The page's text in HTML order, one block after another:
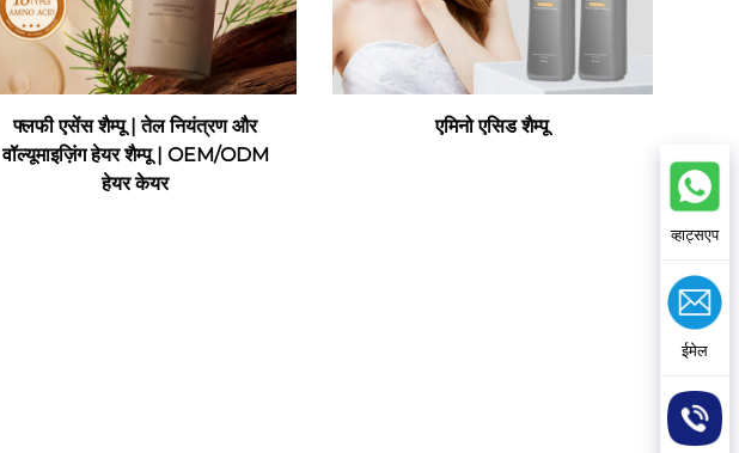
फ्लफी एसेंस शैम्पू | तेल नियंत्रण और
वॉल्यूमाइज़िंग हेयर शैम्पू | OEM/ODM
हेयर केयर
एमिनो एसिड शैम्पू
व्हाट्सएप
ईमेल